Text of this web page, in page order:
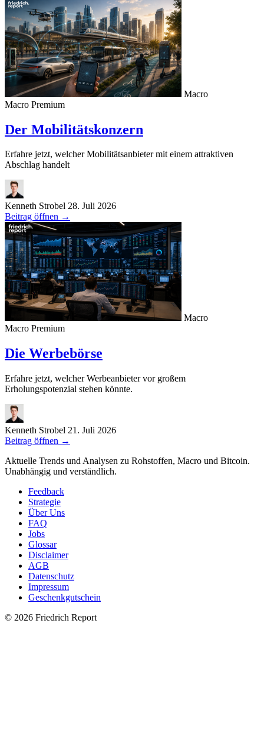
Macro
Macro Premium
Der Mobilitätskonzern
Erfahre jetzt, welcher Mobilitätsanbieter mit einem attraktiven
Abschlag handelt
Kenneth Strobel 28. Juli 2026
Beitrag öffnen →
Macro
Macro Premium
Die Werbebörse
Erfahre jetzt, welcher Werbeanbieter vor großem
Erholungspotenzial stehen könnte.
Kenneth Strobel 21. Juli 2026
Beitrag öffnen →
Aktuelle Trends und Analysen zu Rohstoffen, Macro und Bitcoin.
Unabhängig und verständlich.
Feedback
Strategie
Über Uns
FAQ
Jobs
Glossar
Disclaimer
AGB
Datenschutz
Impressum
Geschenkgutschein
© 2026 Friedrich Report